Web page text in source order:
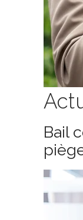
Bail